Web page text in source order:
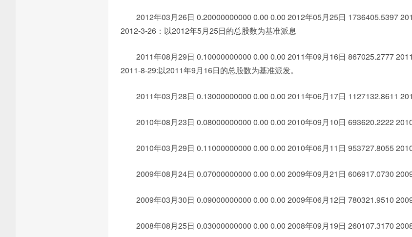
2012年03月26日 0.20000000000 0.00 0.00 2012年05月25日 1736405.5397
2012-3-26：以2012年5月25日的总股数为基准派息
2011年08月29日 0.10000000000 0.00 0.00 2011年09月16日 867025.2777
2011-8-29:以2011年9月16日的总股数为基准派发。
2011年03月28日 0.13000000000 0.00 0.00 2011年06月17日 1127132.8611
2010年08月23日 0.08000000000 0.00 0.00 2010年09月10日 693620.2222
2010年03月29日 0.11000000000 0.00 0.00 2010年06月11日 953727.8055
2009年08月24日 0.07000000000 0.00 0.00 2009年09月21日 606917.0730
2009年03月30日 0.09000000000 0.00 0.00 2009年06月12日 780321.9510
2008年08月25日 0.03000000000 0.00 0.00 2008年09月19日 260107.3170